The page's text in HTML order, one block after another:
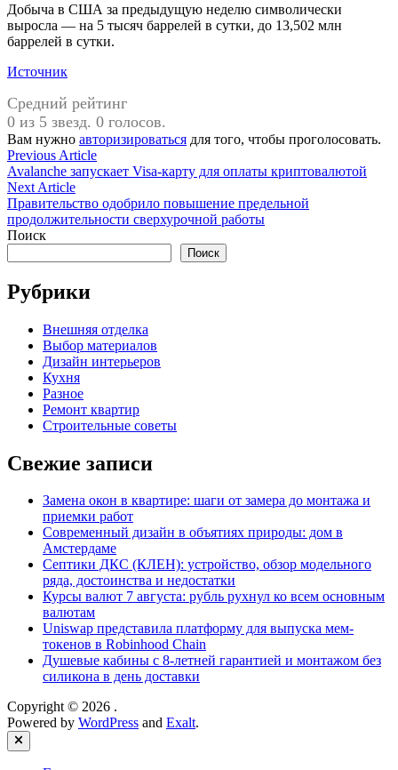
Добыча в США за предыдущую неделю символически
выросла — на 5 тысяч баррелей в сутки, до 13,502 млн
баррелей в сутки.
Источник
Средний рейтинг
0 из 5 звезд. 0 голосов.
Вам нужно авторизироваться для того, чтобы проголосовать.
Навигация
по
записям
Previous ArticlePrevious
article:
Avalanche запускает Visa-карту для оплаты криптовалютой
Next ArticleNext
article:
Правительство одобрило повышение предельной
продолжительности сверхурочной работы
Поиск
Поиск
Рубрики
Внешняя отделка
Выбор материалов
Дизайн интерьеров
Кухня
Разное
Ремонт квартир
Строительные советы
Свежие записи
Замена окон в квартире: шаги от замера до монтажа и
приемки работ
Современный дизайн в объятиях природы: дом в
Амстердаме
Септики ДКС (КЛЕН): устройство, обзор модельного
ряда, достоинства и недостатки
Курсы валют 7 августа: рубль рухнул ко всем основным
валютам
Uniswap представила платформу для выпуска мем-
токенов в Robinhood Chain
Душевые кабины с 8‑летней гарантией и монтажом без
силикона в день доставки
Copyright © 2026 .
Powered by WordPress and Exalt.
Close